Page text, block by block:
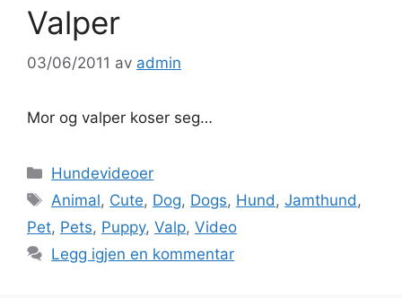
Valper
03/06/2011 av admin
Mor og valper koser seg…
Kategorier
Hundevideoer
Stikkord
Animal, Cute, Dog, Dogs, Hund ,Jamthund ,
Pet, Pets, Puppy, Valp, Video
Legg igjen en kommentar